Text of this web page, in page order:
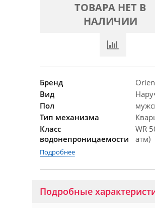
ТОВАРА НЕТ В
НАЛИЧИИ
Бренд
Вид
Пол
Тип механизма
Класс
водонепроницаемости
WR
атм)
Подробнее
Подробные